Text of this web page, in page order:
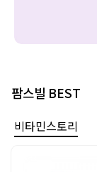
팜스빌 BEST
비타민스토리